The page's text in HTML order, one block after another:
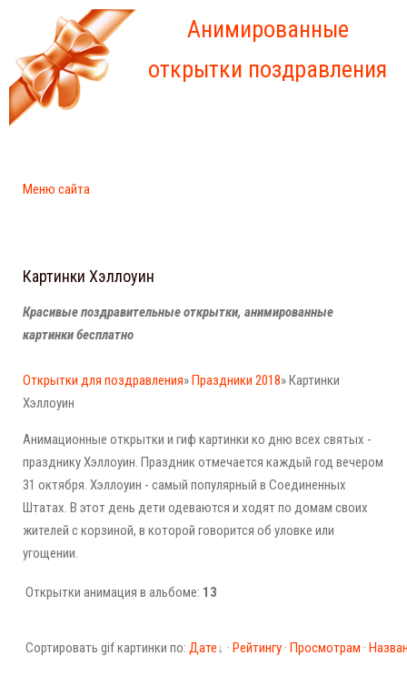
Анимированные
открытки поздравления
Меню сайта
Картинки Хэллоуин
Красивые поздравительные открытки, анимированные
картинки бесплатно
Открытки для поздравления»Праздники 2018» Картинки
Хэллоуин
Анимационные открытки и гиф картинки ко дню всех святых -
празднику Хэллоуин. Праздник отмечается каждый год вечером
31 октября. Хэллоуин - самый популярный в Соединенных
Штатах. В этот день дети одеваются и ходят по домам своих
жителей с корзиной, в которой говорится об уловке или
угощении.
Открытки анимация в альбоме: 13
Сортировать gif картинки по: Дате · Рейтингу · Просмотрам ·